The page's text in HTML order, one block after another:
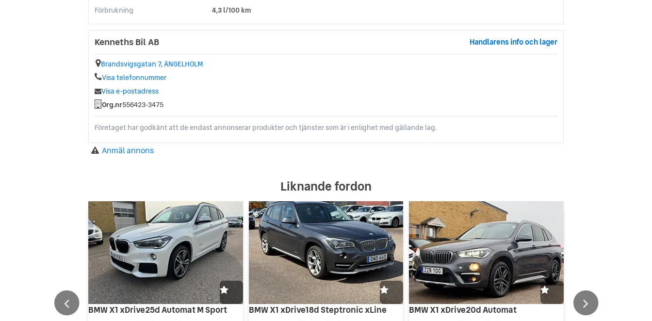
Förbrukning 4,3 l/100 km
Kenneths Bil AB Handlarens info och lager
Brandsvigsgatan 7, ÄNGELHOLM
Visa telefonnummer
Visa e-postadress
Org.nr556423-3475
Företaget har godkänt att de endast annonserar produkter och tjänster som är i enlighet med gällande lag.
Anmäl annons
Liknande fordon
BMW X1 xDrive25d Automat M Sport BMW X1 xDrive18d Steptronic xLine BMW X1 xDrive20d Automat